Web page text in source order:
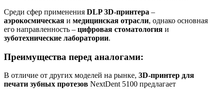
Среди сфер применения DLP 3D-принтера –
аэрокосмическая и медицинская отрасли, однако основная
его направленность – цифровая стоматология и
зуботехнические лаборатории.
Преимущества перед аналогами:
В отличие от других моделей на рынке, 3D-принтер для
печати зубных протезов NextDent 5100 предлагает